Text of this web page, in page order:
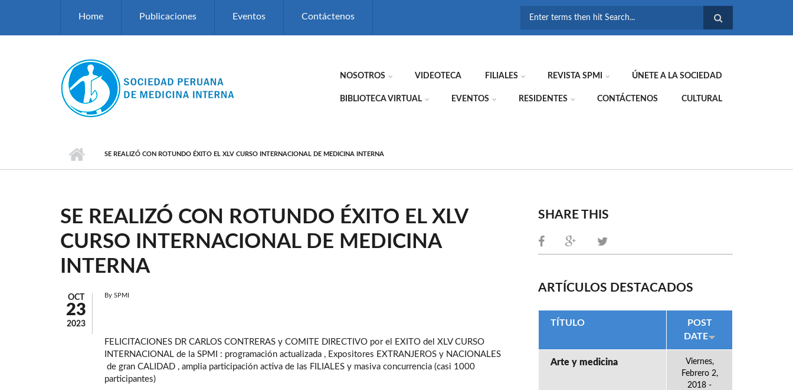
Home Publicaciones Eventos Contáctenos
NOSOTROS VIDEOTECA FILIALES REVISTA SPMI ÚNETE A LA SOCIEDAD
BIBLIOTECA VIRTUAL EVENTOS RESIDENTES CONTÁCTENOS CULTURAL
SE REALIZÓ CON ROTUNDO ÉXITO EL XLV CURSO INTERNACIONAL DE MEDICINA INTERNA
SE REALIZÓ CON ROTUNDO ÉXITO EL XLV
CURSO INTERNACIONAL DE MEDICINA
INTERNA
OCT
23
2023
By SPMI
FELICITACIONES DR CARLOS CONTRERAS y COMITE DIRECTIVO por el EXITO del XLV CURSO
INTERNACIONAL de la SPMI : programación actualizada , Expositores EXTRANJEROS y NACIONALES
de gran CALIDAD , amplia participación activa de las FILIALES y masiva concurrencia (casi 1000
participantes)
SHARE THIS
ARTÍCULOS DESTACADOS
TÍTULO
POST
DATE
Arte y medicina
Viernes,
Febrero 2,
2018 -